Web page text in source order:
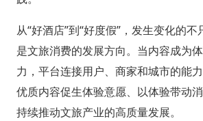
从“好酒店”到“好度假”，发生变化的
是文旅消费的发展方向。当内容成为
力，平台连接用户、商家和城市的能
优质内容促生体验意愿、以体验带动
持续推动文旅产业的高质量发展。